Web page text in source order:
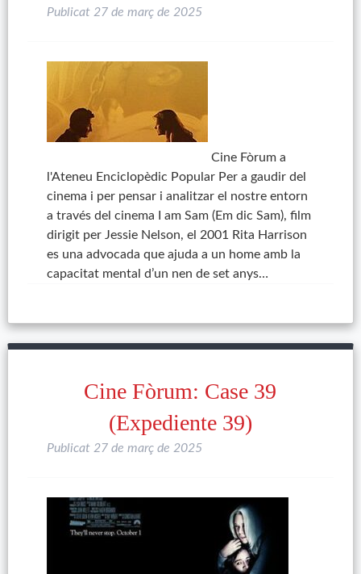
Publicat 27 de març de 2025
Cine Fòrum a
l'Ateneu Enciclopèdic Popular Per a gaudir del
cinema i per pensar i analitzar el nostre entorn
a través del cinema I am Sam (Em dic Sam), film
dirigit per Jessie Nelson, el 2001 Rita Harrison
es una advocada que ajuda a un home amb la
capacitat mental d’un nen de set anys…
Cine Fòrum: Case 39
(Expediente 39)
Publicat 27 de març de 2025